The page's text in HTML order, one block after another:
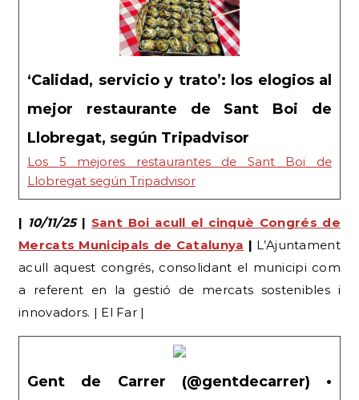
‘Calidad, servicio y trato’: los elogios al
mejor restaurante de Sant Boi de
Llobregat, según Tripadvisor
Los 5 mejores restaurantes de Sant Boi de
Llobregat según Tripadvisor
| 10/11/25| Sant Boi acull el cinquè Congrés de
Mercats Municipals de Catalunya | L’Ajuntament
acull aquest congrés, consolidant el municipi com
a referent en la gestió de mercats sostenibles i
innovadors. | El Far |
Gent de Carrer (@gentdecarrer) •